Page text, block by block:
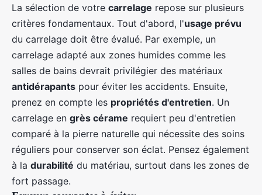
La sélection de votre carrelage repose sur plusieurs
critères fondamentaux. Tout d'abord, l'usage prévu
du carrelage doit être évalué. Par exemple, un
carrelage adapté aux zones humides comme les
salles de bains devrait privilégier des matériaux
antidérapants pour éviter les accidents. Ensuite,
prenez en compte les propriétés d'entretien. Un
carrelage en grès cérame requiert peu d'entretien
comparé à la pierre naturelle qui nécessite des soins
réguliers pour conserver son éclat. Pensez également
à la durabilité du matériau, surtout dans les zones de
fort passage.